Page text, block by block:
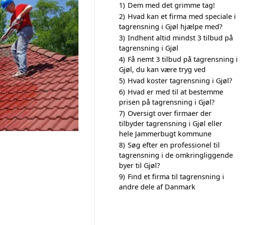
1) Dem med det grimme tag!
2) Hvad kan et firma med speciale i
tagrensning i Gjøl hjælpe med?
3) Indhent altid mindst 3 tilbud på
tagrensning i Gjøl
4) Få nemt 3 tilbud på tagrensning i
Gjøl, du kan være tryg ved
5) Hvad koster tagrensning i Gjøl?
6) Hvad er med til at bestemme
prisen på tagrensning i Gjøl?
7) Oversigt over firmaer der
tilbyder tagrensning i Gjøl eller
hele Jammerbugt kommune
8) Søg efter en professionel til
tagrensning i de omkringliggende
byer til Gjøl?
9) Find et firma til tagrensning i
andre dele af Danmark